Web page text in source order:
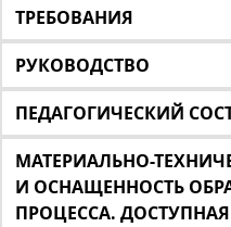
ТРЕБОВАНИЯ
РУКОВОДСТВО
ПЕДАГОГИЧЕСКИЙ
МАТЕРИАЛЬНО-
И ОСНАЩЕННОСТЬ
ПРОЦЕССА.